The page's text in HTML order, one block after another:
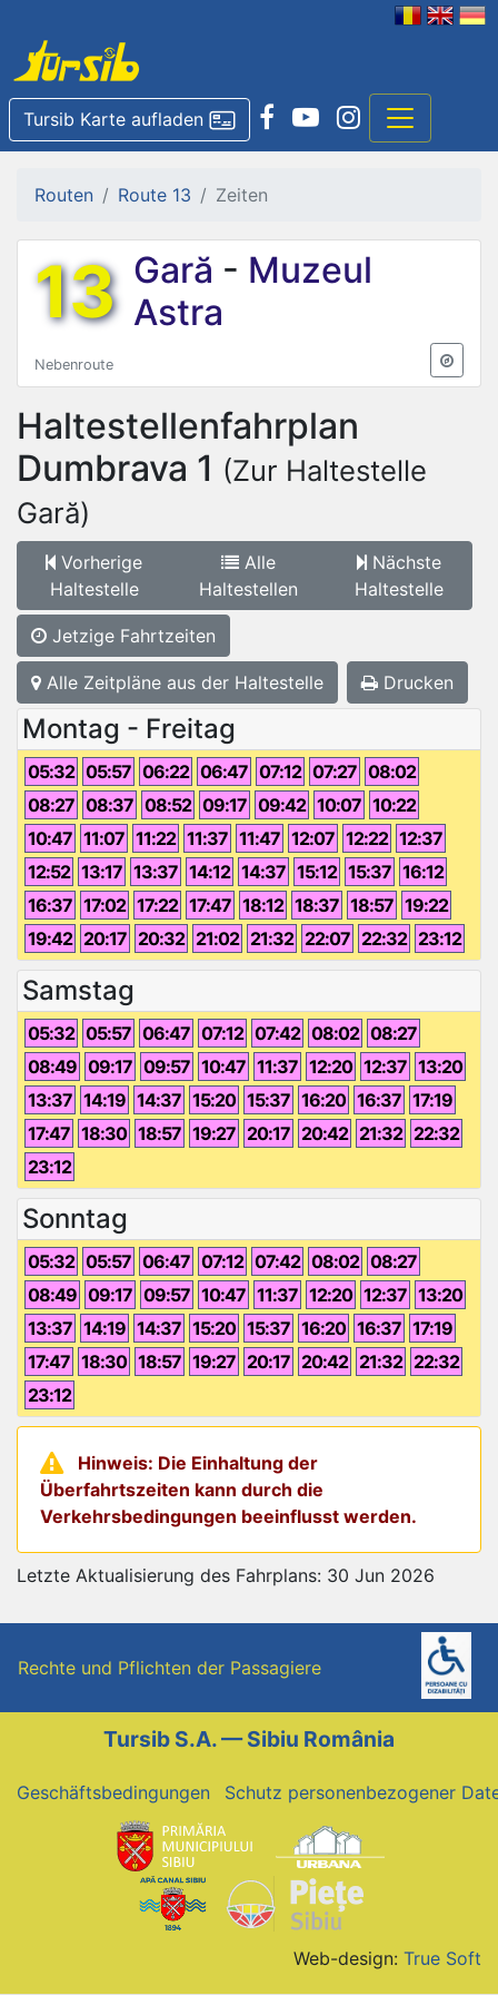
Tursib Karte aufladen
Routen Route 13 Zeiten
13 Gară - Muzeul
Astra
Nebenroute
Haltestellenfahrplan
Dumbrava 1 (Zur Haltestelle
Gară)
Vorherige
Haltestelle
Alle
Haltestellen
Nächste
Haltestelle
Jetzige Fahrtzeiten
Alle Zeitpläne aus der Haltestelle Drucken
Montag - Freitag
05:32 05:57 06:22 06:47 07:12 07:27 08:02
08:27 08:37 08:52 09:17 09:42 10:07 10:22
10:47 11:07 11:22 11:37 11:47 12:07 12:22 12:37
12:52 13:17 13:37 14:12 14:37 15:12 15:37 16:12
16:37 17:02 17:22 17:47 18:12 18:37 18:57 19:22
19:42 20:17 20:32 21:02 21:32 22:07 22:32 23:12
Samstag
05:32 05:57 06:47 07:12 07:42 08:02 08:27
08:49 09:17 09:57 10:47 11:37 12:20 12:37 13:20
13:37 14:19 14:37 15:20 15:37 16:20 16:37 17:19
17:47 18:30 18:57 19:27 20:17 20:42 21:32 22:32
23:12
Sonntag
05:32 05:57 06:47 07:12 07:42 08:02 08:27
08:49 09:17 09:57 10:47 11:37 12:20 12:37 13:20
13:37 14:19 14:37 15:20 15:37 16:20 16:37 17:19
17:47 18:30 18:57 19:27 20:17 20:42 21:32 22:32
23:12
Hinweis: Die Einhaltung der
Überfahrtszeiten kann durch die
Verkehrsbedingungen beeinflusst werden.
Letzte Aktualisierung des Fahrplans: 30 Jun 2026
Rechte und Pflichten der Passagiere
Tursib S.A. — Sibiu România
Geschäftsbedingungen Schutz personenbezogener
Web-design: True Soft